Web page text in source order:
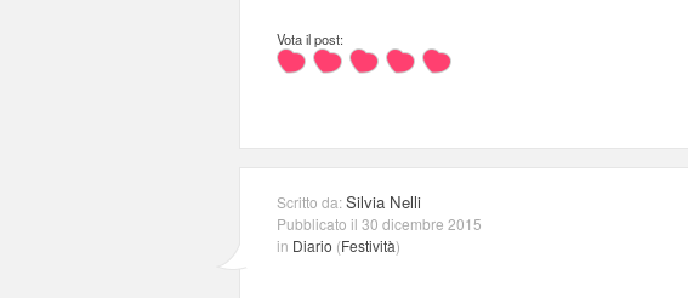
Vota il post:
Scritto da:Silvia Nelli
Pubblicato il 30 dicembre 2015
in Diario (Festività)